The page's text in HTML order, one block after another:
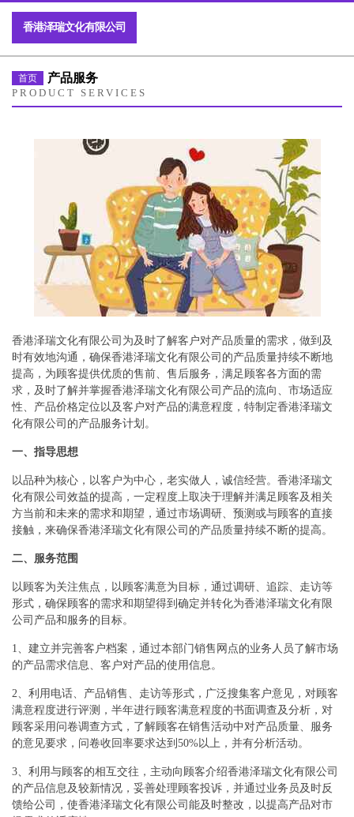
香港泽瑞文化有限公司
首页 产品服务
PRODUCT SERVICES
香港泽瑞文化有限公司为及时了解客户对产品质量的需求，做到及
时有效地沟通，确保香港泽瑞文化有限公司的产品质量持续不断地
提高，为顾客提供优质的售前、售后服务，满足顾客各方面的需
求，及时了解并掌握香港泽瑞文化有限公司产品的流向、市场适应
性、产品价格定位以及客户对产品的满意程度，特制定香港泽瑞文
化有限公司的产品服务计划。
一、指导思想
以品种为核心，以客户为中心，老实做人，诚信经营。香港泽瑞文
化有限公司效益的提高，一定程度上取决于理解并满足顾客及相关
方当前和未来的需求和期望，通过市场调研、预测或与顾客的直接
接触，来确保香港泽瑞文化有限公司的产品质量持续不断的提高。
二、服务范围
以顾客为关注焦点，以顾客满意为目标，通过调研、追踪、走访等
形式，确保顾客的需求和期望得到确定并转化为香港泽瑞文化有限
公司产品和服务的目标。
1、建立并完善客户档案，通过本部门销售网点的业务人员了解市场
的产品需求信息、客户对产品的使用信息。
2、利用电话、产品销售、走访等形式，广泛搜集客户意见，对顾客
满意程度进行评测，半年进行顾客满意程度的书面调查及分析，对
顾客采用问卷调查方式，了解顾客在销售活动中对产品质量、服务
的意见要求，问卷收回率要求达到50%以上，并有分析活动。
3、利用与顾客的相互交往，主动向顾客介绍香港泽瑞文化有限公司
的产品信息及较新情况，妥善处理顾客投诉，并通过业务员及时反
馈给公司，使香港泽瑞文化有限公司能及时整改，以提高产品对市